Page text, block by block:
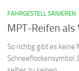
FAHRGESTELL SANIEREN
MPT-Reifen
So richtig gibt es
Schneeflockensymbol.